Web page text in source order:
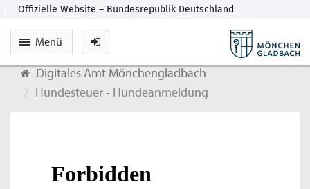
Menü
Digitales Amt Mönchengladbach
Hundesteuer - Hundeanmeldung